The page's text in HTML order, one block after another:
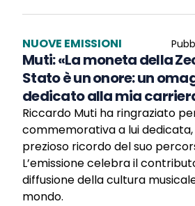
NUOVE EMISSIONI
Muti: «La moneta della
Stato è un onore: un
dedicato alla mia
Riccardo Muti ha ringraziato
commemorativa a lui
prezioso ricordo del suo
L’emissione celebra il
diffusione della cultura
mondo.